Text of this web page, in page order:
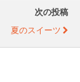
次の投稿
夏のスイーツ